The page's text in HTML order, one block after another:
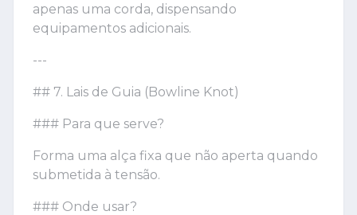
apenas uma corda, dispensando
equipamentos adicionais.
---
## 7. Lais de Guia (Bowline Knot)
### Para que serve?
Forma uma alça fixa que não aperta quando
submetida à tensão.
### Onde usar?